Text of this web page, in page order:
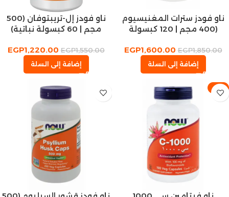
ناو فودز سترات المغنيسيوم
(400 مجم | 120 كبسولة
EGP1,850.00
EGP1,600.00
إضافة إلى السلة
ناو فودز إل-تريبتوفان (500
مجم | 60 كبسولة نباتية)
EGP1,550.00
EGP1,220.00
إضافة إلى السلة
-7%